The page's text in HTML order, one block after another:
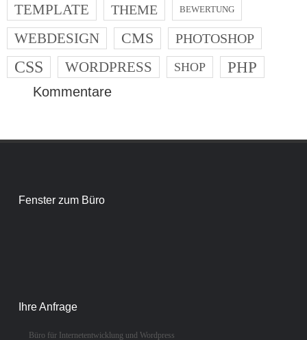
TEMPLATE THEME BEWERTUNG
WEBDESIGN CMS PHOTOSHOP
CSS WORDPRESS SHOP PHP
Kommentare
Fenster zum Büro
Ihre Anfrage
Büro für Internetentwicklung und Wordpress